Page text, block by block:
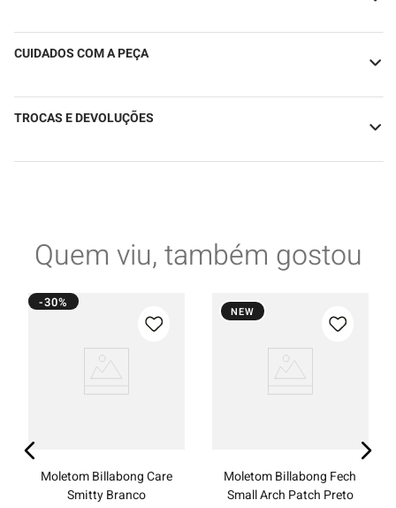
CUIDADOS COM A PEÇA
TROCAS E DEVOLUÇÕES
Quem viu, também gostou
-30%
Moletom Billabong Care
Smitty Branco
NEW
Moletom Billabong Fech
Small Arch Patch Preto